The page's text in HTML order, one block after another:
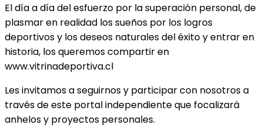
El día a día del esfuerzo por la superación personal, de
plasmar en realidad los sueños por los logros
deportivos y los deseos naturales del éxito y entrar en
historia, los queremos compartir en
www.vitrinadeportiva.cl
Les invitamos a seguirnos y participar con nosotros a
través de este portal independiente que focalizará
anhelos y proyectos personales.